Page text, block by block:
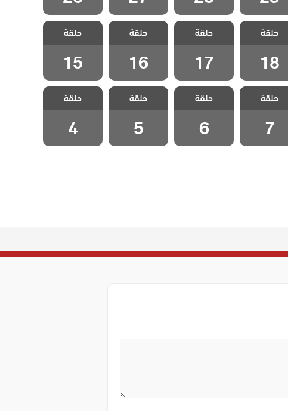
ياسمين
الحلقة 18
حلقة
18
مسلسل ياسمين
مدبلج الحلقة 17
حلقة
17
مسلسل ياسمين
مدبلج الحلقة 16
حلقة
16
مسلسل ياسمين
مدبلج الحلقة 15
حلقة
15
ياسمين
مدبلج الحلقة 7
حلقة
7
مسلسل ياسمين
مدبلج الحلقة 6
حلقة
6
مسلسل ياسمين
مدبلج الحلقة 5
حلقة
5
مسلسل ياسمين
مدبلج الحلقة 4
حلقة
4